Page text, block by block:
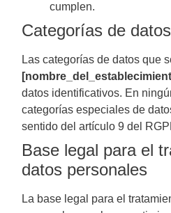
cumplen.
Categorías de
Las categorías de datos que
datos identificativos. En
categorías especiales de
sentido del artículo 9 del
Base legal para el
datos personales
La base legal para el